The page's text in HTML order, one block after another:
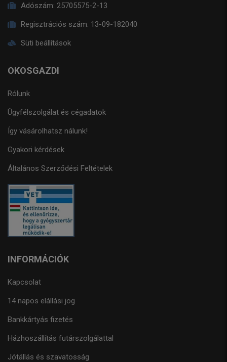
Adószám: 25705575-2-13
Regisztrációs szám: 13-09-182040
Süti beállítások
OKOSGAZDI
Rólunk
Ügyfélszolgálat és cégadatok
Így vásárolhatsz nálunk!
Gyakori kérdések
Általános Szerződési Feltételek
INFORMÁCIÓK
Kapcsolat
14 napos elállási jog
Bankkártyás fizetés
Házhoszállítás futárszolgálattal
Jótállás és szavatosság